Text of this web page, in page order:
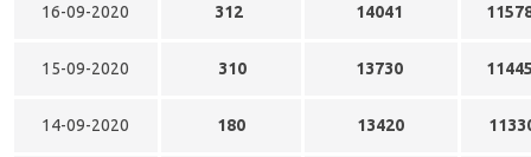
16-09-2020 312 14041
15-09-2020 310 13730
14-09-2020 180 13420